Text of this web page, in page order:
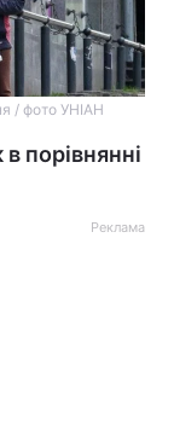
/ фото УНІАН
порівнянні
Реклама